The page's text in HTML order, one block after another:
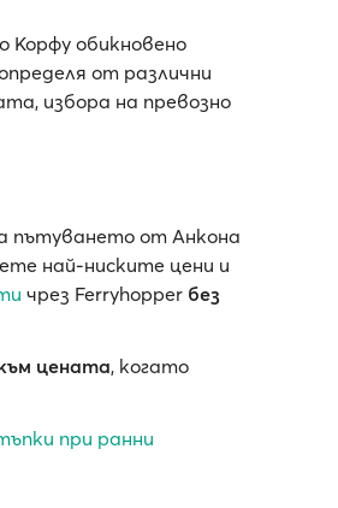
обикновено
от различни
избора на превозно
пътуването от Анкона
най-ниските цени и
чрез Ferryhopper без
цената, когато
при ранни